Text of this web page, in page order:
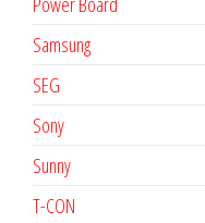
Samsung
SEG
Sony
Sunny
T-CON